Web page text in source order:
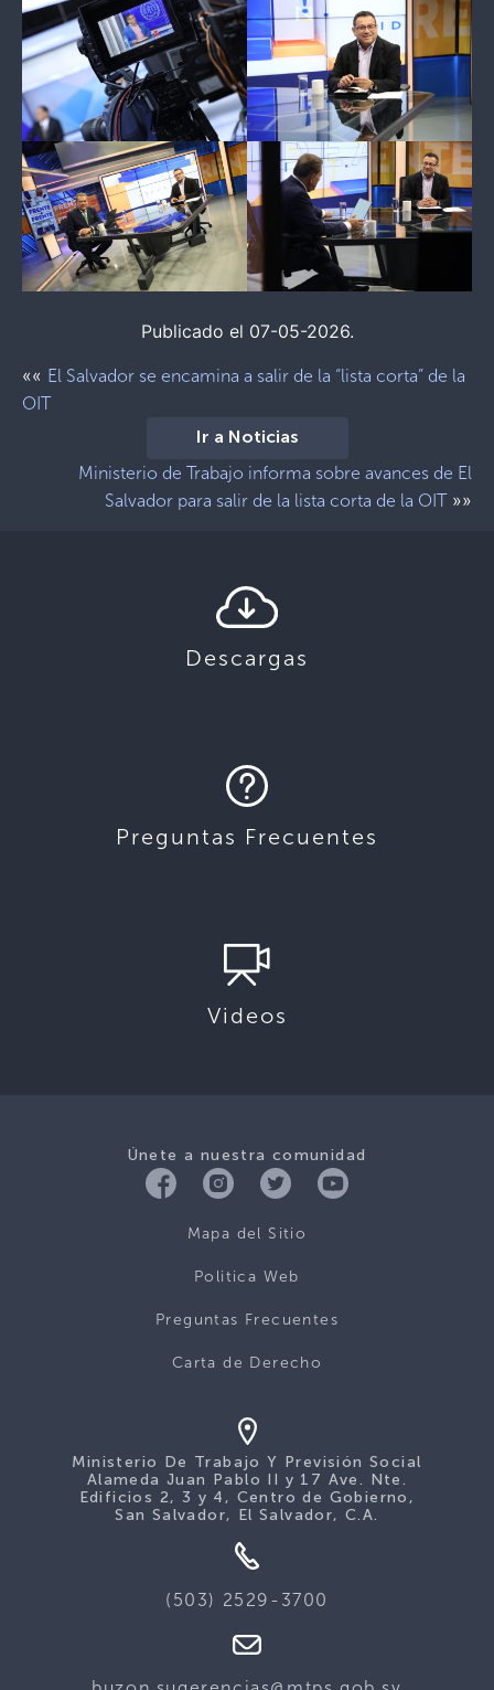
Publicado el 07-05-2026.
«« El Salvador se encamina a salir de la “lista corta” de la
OIT
Ir a Noticias
Ministerio de Trabajo informa sobre avances de El
Salvador para salir de la lista corta de la OIT»»
Descargas
Preguntas Frecuentes
Videos
Únete a nuestra comunidad
Mapa del Sitio
Politica Web
Preguntas Frecuentes
Carta de Derecho
Ministerio De Trabajo Y Previsión Social
Alameda Juan Pablo II y 17 Ave. Nte.
Edificios 2, 3 y 4, Centro de Gobierno,
San Salvador, El Salvador, C.A.
(503) 2529-3700